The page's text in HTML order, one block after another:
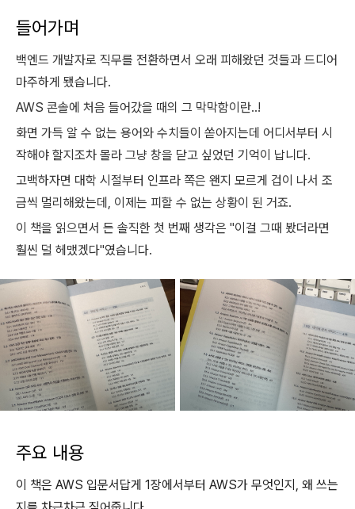
들어가며
백엔드 개발자로 직무를 전환하면서 오래 피해왔던 것들과 드디어
마주하게 됐습니다.
AWS 콘솔에 처음 들어갔을 때의 그 막막함이란..!
화면 가득 알 수 없는 용어와 수치들이 쏟아지는데 어디서부터 시
작해야 할지조차 몰라 그냥 창을 닫고 싶었던 기억이 납니다.
고백하자면 대학 시절부터 인프라 쪽은 왠지 모르게 겁이 나서 조
금씩 멀리해왔는데, 이제는 피할 수 없는 상황이 된 거죠.
이 책을 읽으면서 든 솔직한 첫 번째 생각은 "이걸 그때 봤더라면
훨씬 덜 헤맸겠다"였습니다.
주요 내용
이 책은 AWS 입문서답게 1장에서부터 AWS가 무엇인지, 왜 쓰는